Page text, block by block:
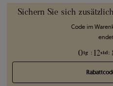
Sichern Sie sich
Code im
0 tg : 12std :